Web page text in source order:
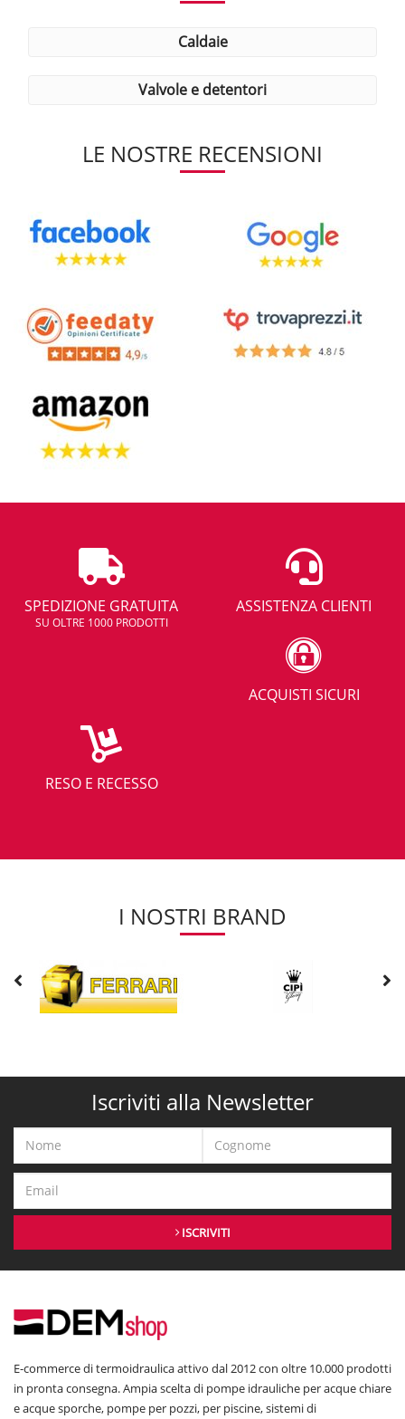
caldaie
valvole e detentori
LE NOSTRE RECENSIONI
SPEDIZIONE GRATUITA
SU OLTRE 1000 PRODOTTI
ASSISTENZA CLIENTI
ACQUISTI SICURI
RESO E RECESSO
I NOSTRI BRAND
Iscriviti alla Newsletter
ISCRIVITI
E-commerce di termoidraulica attivo dal 2012 con oltre 10.000 prodotti
in pronta consegna. Ampia scelta di pompe idrauliche per acque chiare
e acque sporche, pompe per pozzi, per piscine, sistemi di